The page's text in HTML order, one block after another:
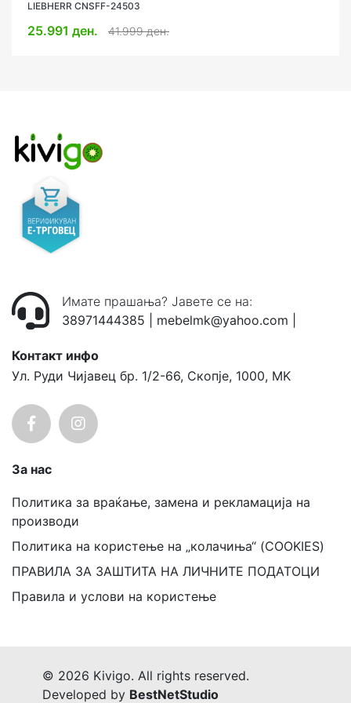
LIEBHERR CNSFF-24503
25.991 ден. 41.999 ден.
Имате прашања? Јавете се на:
38971444385
mebelmk@yahoo.com
Контакт инфо
Ул. Руди Чијавец бр. 1/2-66, Скопје, 1000, MK
За нас
Политика за враќање, замена и рекламација на
производи
Политика на користење на „колачиња“ (COOKIES)
ПРАВИЛА ЗА ЗАШТИТА НА ЛИЧНИТЕ ПОДАТОЦИ
Правила и услови на користење
© 2026 Kivigo. All rights reserved.
Developed by BestNetStudio